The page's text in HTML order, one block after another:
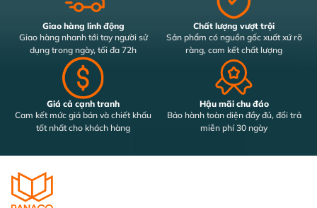
Giao hàng linh động
Giao hàng nhanh tới tay người sử
dụng trong ngày, tối đa 72h
Chất lượng vượt trội
Sản phẩm có nguồn gốc xuất xứ rõ
ràng, cam kết chất lượng
Giá cả cạnh tranh
Cam kết mức giá bán và chiết khấu
tốt nhất cho khách hàng
Hậu mãi chu đáo
Bảo hành toàn diện đầy đủ, đổi trả
miễn phí 30 ngày